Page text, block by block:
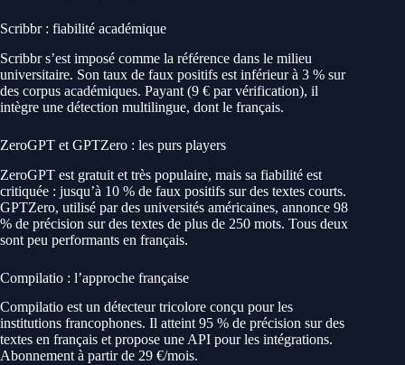
Scribbr : fiabilité académique
Scribbr s’est imposé comme la référence dans le milieu
universitaire. Son taux de faux positifs est inférieur à 3 % sur
des corpus académiques. Payant (9 € par vérification), il
intègre une détection multilingue, dont le français.
ZeroGPT et GPTZero : les purs players
ZeroGPT est gratuit et très populaire, mais sa fiabilité est
critiquée : jusqu’à 10 % de faux positifs sur des textes courts.
GPTZero, utilisé par des universités américaines, annonce 98
% de précision sur des textes de plus de 250 mots. Tous deux
sont peu performants en français.
Compilatio : l’approche française
Compilatio est un détecteur tricolore conçu pour les
institutions francophones. Il atteint 95 % de précision sur des
textes en français et propose une API pour les intégrations.
Abonnement à partir de 29 €/mois.